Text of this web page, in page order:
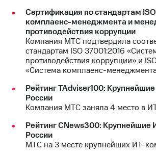
Контроль
и
аудит
Рынок
акций
Описание
Программа
приобретения
Порядок
выкупа
акций
Дивиденды
Рынок
облигаций
Сертификация по стандартам
комплаенс-менеджмента и
противодействия коррупции
Компания МТС подтвердила
стандартам ISO 37001:2016
противодействия коррупции» и
«Система комплаенс-
Рейтинг TAdviser100:
России
Компания МТС заняла 4 место в
Рейтинг CNews300: Крупнейшие
России
МТС на 3 месте крупнейших ИТ-